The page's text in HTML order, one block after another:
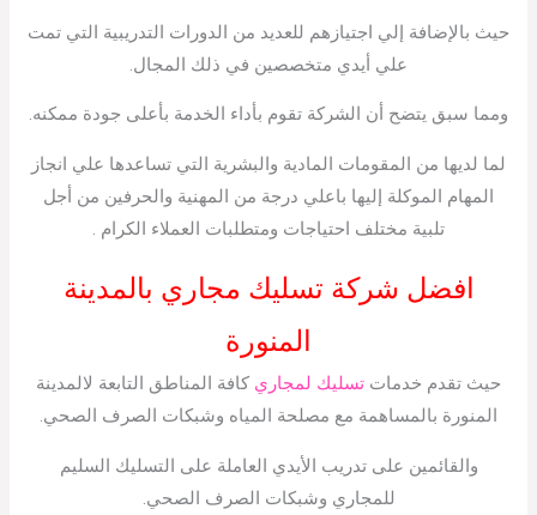
حيث بالإضافة إلي اجتيازهم للعديد من الدورات التدريبية التي تمت
علي أيدي متخصصين في ذلك المجال.
ومما سبق يتضح أن الشركة تقوم بأداء الخدمة بأعلى جودة ممكنه.
لما لديها من المقومات المادية والبشرية التي تساعدها علي انجاز
المهام الموكلة إليها باعلي درجة من المهنية والحرفين من أجل
تلبية مختلف احتياجات ومتطلبات العملاء الكرام .
افضل شركة تسليك مجاري بالمدينة
المنورة
حيث تقدم خدمات تسليك لمجاري كافة المناطق التابعة لالمدينة
المنورة بالمساهمة مع مصلحة المياه وشبكات الصرف الصحي.
والقائمين على تدريب الأيدي العاملة على التسليك السليم
للمجاري وشبكات الصرف الصحي.